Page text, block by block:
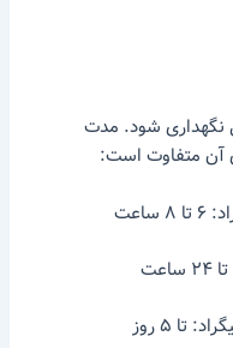
نگهداری شود. مدت
آن متفاوت است: